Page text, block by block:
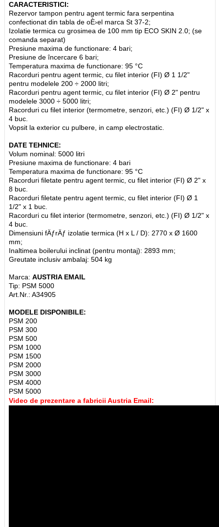
CARACTERISTICI:
Rezervor tampon pentru agent termic fara serpentina
confectionat din tabla de oÈ›el marca St 37-2;
Izolatie termica cu grosimea de 100 mm tip ECO SKIN 2.0; (se
comanda separat)
Presiune maxima de functionare: 4 bari;
Presiune de încercare 6 bari;
Temperatura maxima de functionare: 95 °C
Racorduri pentru agent termic, cu filet interior (FI) Ø 1 1/2"
pentru modelele 200 ÷ 2000 litri;
Racorduri pentru agent termic, cu filet interior (FI) Ø 2" pentru
modelele 3000 ÷ 5000 litri;
Racorduri cu filet interior (termometre, senzori, etc.) (FI) Ø 1/2" x
4 buc.
Vopsit la exterior cu pulbere, in camp electrostatic.
DATE TEHNICE:
Volum nominal: 5000 litri
Presiune maxima de functionare: 4 bari
Temperatura maxima de functionare: 95 °C
Racorduri filetate pentru agent termic, cu filet interior (FI) Ø 2" x
8 buc.
Racorduri filetate pentru agent termic, cu filet interior (FI) Ø 1
1/2" x 1 buc.
Racorduri cu filet interior (termometre, senzori, etc.) (FI) Ø 1/2" x
4 buc.
Dimensiuni fÄƒrÄƒ izolatie termica (H x L / D): 2770 x Ø 1600
mm;
Inaltimea boilerului inclinat (pentru montaj): 2893 mm;
Greutate inclusiv ambalaj: 504 kg
Marca:AUSTRIA EMAIL
Tip: PSM 5000
Art.Nr.: A34905
MODELE DISPONIBILE:
PSM 200
PSM 300
PSM 500
PSM 1000
PSM 1500
PSM 2000
PSM 3000
PSM 4000
PSM 5000
Video de prezentare a fabricii Austria Email: